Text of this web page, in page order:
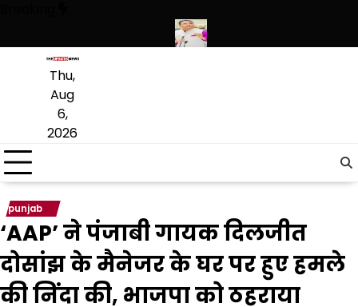
content
Thu,
Aug
6,
2026
punjab
‘AAP’ ने पंजाबी गायक दिलजीत
दोसांझ के मैनेजर के घर पर हुए हमले
की निंदा की, भाजपा को ठहराया